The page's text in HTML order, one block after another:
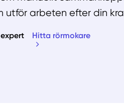
utför arbeten efter din
Hitta rörmokare